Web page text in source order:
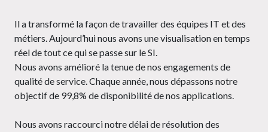
Il a transformé la façon de travailler des équipes IT et des
métiers. Aujourd’hui nous avons une visualisation en temps
réel de tout ce qui se passe sur le SI.
Nous avons amélioré la tenue de nos engagements de
qualité de service. Chaque année, nous dépassons notre
objectif de 99,8% de disponibilité de nos applications.
Nous avons raccourci notre délai de résolution des